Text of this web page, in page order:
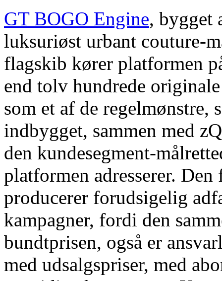
GT BOGO Engine, bygget
luksuriøst urbant couture-
flagskib kører platformen
end tolv hundrede
som et af de regelmønstre,
indbygget, sammen med
den kundesegment-
platformen adresserer.
producerer forudsigelig
kampagner, fordi den
bundtprisen, også er
med udsalgspriser, med